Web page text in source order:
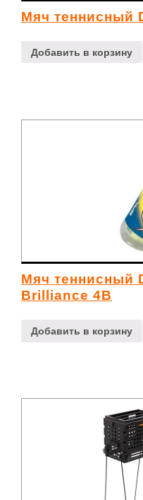
Мяч теннисный
Добавить в корзину
Мяч теннисный
Brilliance 4B
Добавить в корзину